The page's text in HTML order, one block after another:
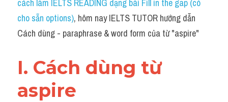
Grammar
Cách paraphrase
Part 2
cách làm IELTS READING dạng bài Fill in the gap (có
cho sẵn options), hôm nay IELTS TUTOR hướng dẫn
Cách dùng - paraphrase & word form của từ "aspire"
I. Cách dùng từ
aspire